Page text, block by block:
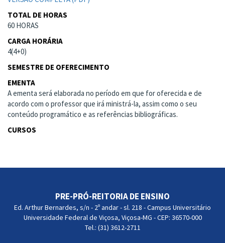
TOTAL DE HORAS
60 HORAS
CARGA HORÁRIA
4(4+0)
SEMESTRE DE OFERECIMENTO
EMENTA
A ementa será elaborada no período em que for oferecida e de
acordo com o professor que irá ministrá-la, assim como o seu
conteúdo programático e as referências bibliográficas.
CURSOS
PRE-PRÓ-REITORIA DE ENSINO
Ed. Arthur Bernardes, s/n - 2º andar - sl. 218 - Campus Universitário
Universidade Federal de Viçosa, Viçosa-MG - CEP: 36570-000
Tel.: (31) 3612-2711